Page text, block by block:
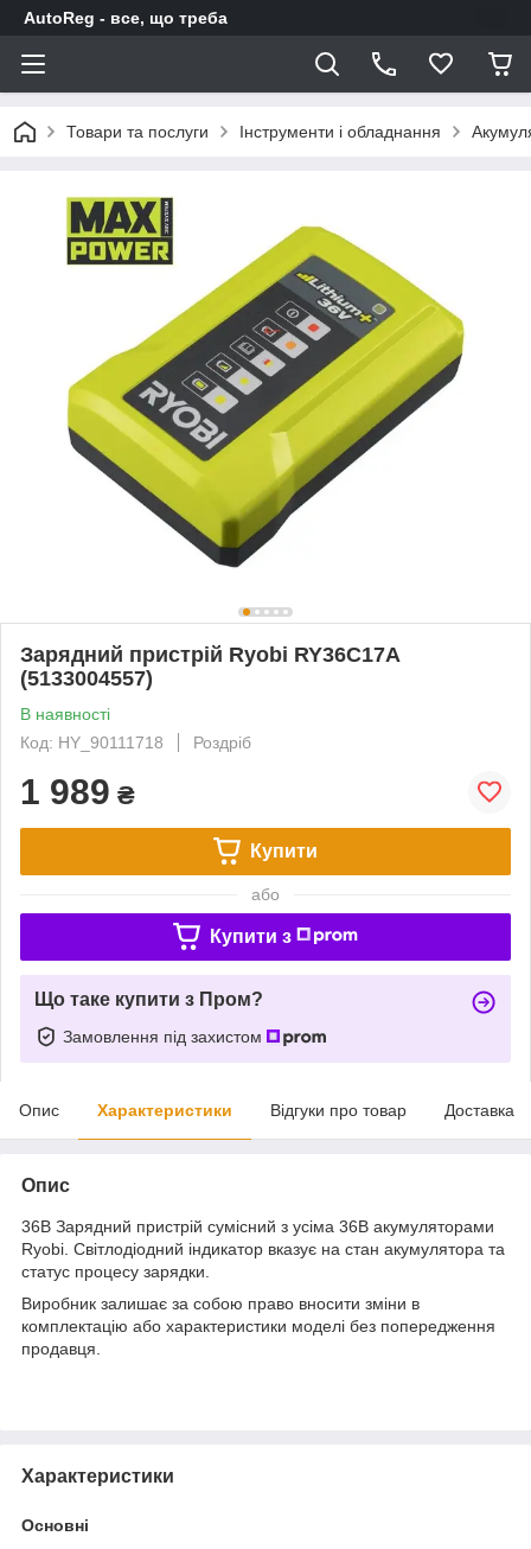
AutoReg - все, що треба
Товари та послуги Інструменти і обладнання
Зарядний пристрій Ryobi RY36C17A
(5133004557)
В наявності
Код: HY_90111718
Роздріб
1 989 ₴
Купити
або
Купити з
Що таке купити з Пром?
Замовлення під захистом
Опис Характеристики Відгуки про товар Доставка
Опис
36В Зарядний пристрій сумісний з усіма 36В акумуляторами
Ryobi. Світлодіодний індикатор вказує на стан акумулятора та
статус процесу зарядки.
Виробник залишає за собою право вносити зміни в
комплектацію або характеристики моделі без попередження
продавця.
Характеристики
Основні